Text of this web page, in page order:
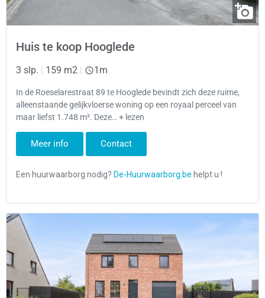
Huis te koop Hooglede
3 slp. 159 m2 1m
In de Roeselarestraat 89 te Hooglede bevindt zich deze ruime,
alleenstaande gelijkvloerse woning op een royaal perceel van
maar liefst 1.748 m². Deze… + lezen
Meer info Contact